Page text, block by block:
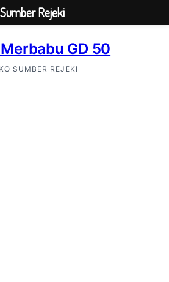
GD 50
SUMBER REJEKI
Sumber Rejeki